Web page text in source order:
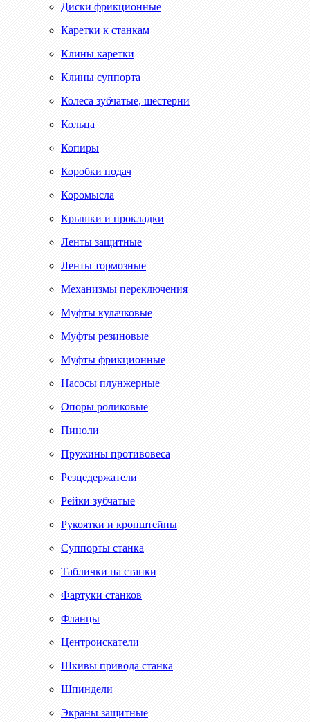
Диски фрикционные
Каретки к станкам
Клины каретки
Клины суппорта
Колеса зубчатые, шестерни
Кольца
Копиры
Коробки подач
Коромысла
Крышки и прокладки
Ленты защитные
Ленты тормозные
Механизмы переключения
Муфты кулачковые
Муфты резиновые
Муфты фрикционные
Насосы плунжерные
Опоры роликовые
Пиноли
Пружины противовеса
Резцедержатели
Рейки зубчатые
Рукоятки и кронштейны
Суппорты станка
Таблички на станки
Фартуки станков
Фланцы
Центроискатели
Шкивы привода станка
Шпиндели
Экраны защитные